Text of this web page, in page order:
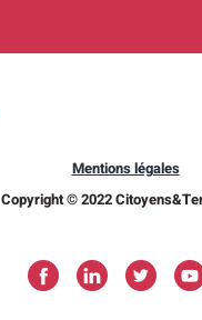
Mentions légales
Copyright © 2022